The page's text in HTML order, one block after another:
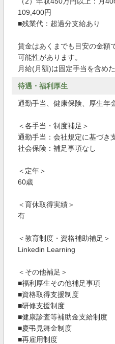
109,400円
■残業代：超過分支給あり
賃金はあくまでも目安の金額
可能性があります。
月給(月額)は固定手当を含めた
待遇・福利厚生
通勤手当、健康保険、厚生年
＜各手当・制度補足＞
通勤手当：会社規定に基づき
社会保険：補足事項なし
＜定年＞
60歳
＜育休取得実績＞
有
＜教育制度・資格補助補足＞
Linkedin Learning
＜その他補足＞
■福利厚生その他補足事項
■資格取得支援制度
■研修支援制度
■健康診査等補助金支給制度
■慶弔見舞金制度
■再雇用制度